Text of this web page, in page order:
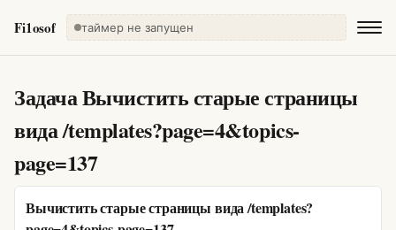
Fi1osof таймер не запущен
ЗадачаВычистить старые страницы
вида /templates?page=4&topics-
page=137
Вычистить старые страницы вида /templates?